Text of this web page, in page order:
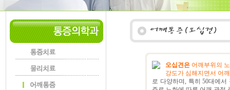
오십견은 어깨부위의
강도가 심해지면서 어
로 다양하며, 특히 50대에